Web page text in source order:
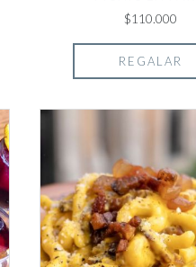
$110.000
REGALAR